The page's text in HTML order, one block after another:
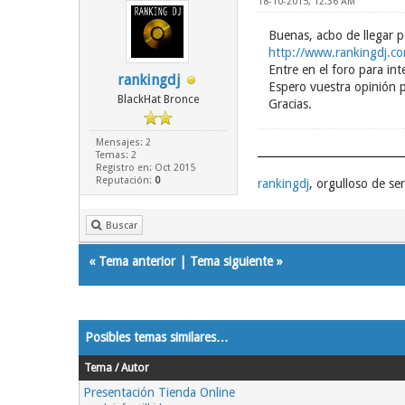
rankingdj
BlackHat Bronce
Mensajes: 2
Temas: 2
Registro en: Oct 2015
Reputación: 0
Buenas, acbo de llegar
http://
Entre en el foro para
Espero vuestra opinión
Gracias.
rankingdj, orgulloso de
Buscar
« Tema anterior| Tema siguiente»
Posibles temas similares…
Tema / Autor
Presentación Tienda Online